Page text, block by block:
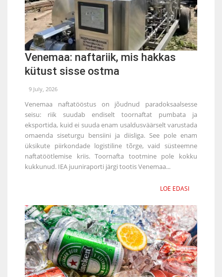
Venemaa: naftariik, mis hakkas
kütust sisse ostma
9 July, 2026
Venemaa naftatööstus on jõudnud paradoksaalsesse
seisu: riik suudab endiselt toornaftat pumbata ja
eksportida, kuid ei suuda enam usaldusväärselt varustada
omaenda siseturgu bensiini ja diisliga. See pole enam
üksikute piirkondade logistiline tõrge, vaid süsteemne
naftatöötlemise kriis. Toornafta tootmine pole kokku
kukkunud. IEA juuniraporti järgi tootis Venemaa...
LOE EDASI